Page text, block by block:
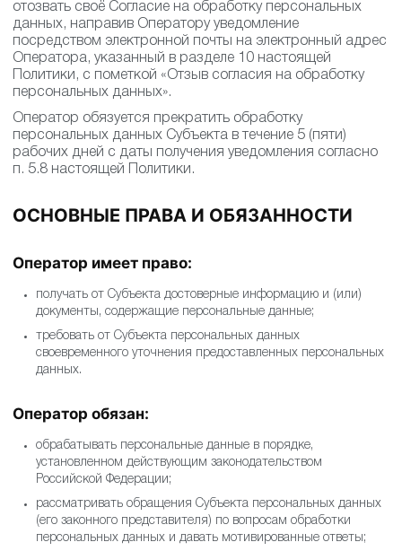
отозвать своё Согласие на обработку персональных
данных, направив Оператору уведомление
посредством электронной почты на электронный адрес
Оператора, указанный в разделе 10 настоящей
Политики, с пометкой «Отзыв согласия на обработку
персональных данных».
Оператор обязуется прекратить обработку
персональных данных Субъекта в течение 5 (пяти)
рабочих дней с даты получения уведомления согласно
п. 5.8 настоящей Политики.
ОСНОВНЫЕ ПРАВА И ОБЯЗАННОСТИ
Оператор имеет право:
получать от Субъекта достоверные информацию и (или)
документы, содержащие персональные данные;
требовать от Субъекта персональных данных
своевременного уточнения предоставленных персональных
данных.
Оператор обязан:
обрабатывать персональные данные в порядке,
установленном действующим законодательством
Российской Федерации;
рассматривать обращения Субъекта персональных данных
(его законного представителя) по вопросам обработки
персональных данных и давать мотивированные ответы;